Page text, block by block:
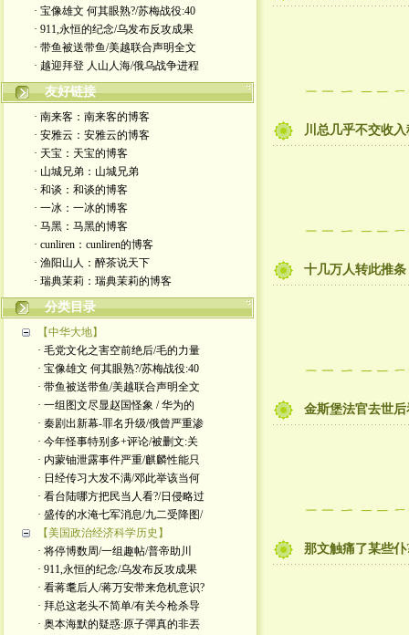
· 宝像雄文 何其眼熟?/苏梅战役:40
· 911,永恒的纪念/乌发布反攻成果
· 带鱼被送带鱼/美越联合声明全文
· 越迎拜登 人山人海/俄乌战争进程
友好链接
· 南来客：南来客的博客
· 安雅云：安雅云的博客
· 天宝：天宝的博客
· 山城兄弟：山城兄弟
· 和谈：和谈的博客
· 一冰：一冰的博客
· 马黑：马黑的博客
· cunliren：cunliren的博客
· 渔阳山人：醉茶说天下
· 瑞典茉莉：瑞典茉莉的博客
分类目录
【中华大地】
· 毛党文化之害空前绝后/毛的力量
· 宝像雄文 何其眼熟?/苏梅战役:40
· 带鱼被送带鱼/美越联合声明全文
· 一组图文尽显赵国怪象 / 华为的
· 秦剧出新幕-罪名升级/俄曾严重渗
· 今年怪事特别多+评论/被删文:关
· 内蒙铀泄露事件严重/麒麟性能只
· 日经传习大发不满/邓此举该当何
· 看台陆哪方把民当人看?/日侵略过
· 盛传的水淹七军消息/九二受降图/
【美国政治经济科学历史】
· 将停博数周/一组趣帖/普帝助川
· 911,永恒的纪念/乌发布反攻成果
· 看蒋耄后人/蒋万安带来危机意识?
· 拜总这老头不简单/有关今枪杀导
· 奥本海默的疑惑:原子彈真的非丟
川总几乎不交收
十几万人转此推
金斯堡法官去世
那文触痛了某些